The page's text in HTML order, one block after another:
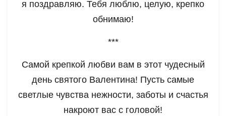
я поздравляю. Тебя люблю, целую, крепко
обнимаю!
***
Самой крепкой любви вам в этот чудесный
день святого Валентина! Пусть самые
светлые чувства нежности, заботы и счастья
накроют вас с головой!